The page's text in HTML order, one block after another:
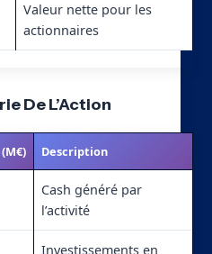
Valeur nette pour les
actionnaires
De L’Action
Description
Cash généré par
l’activité
Investissements en